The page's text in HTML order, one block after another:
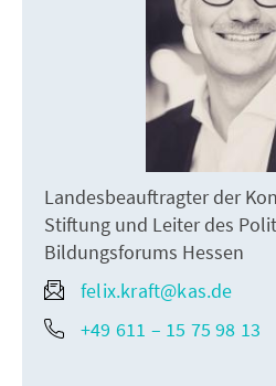
Landesbeauftragter der
Stiftung und Leiter des
Bildungsforums Hessen
felix.kraft@kas.de
+49 611 – 15 75 98 13